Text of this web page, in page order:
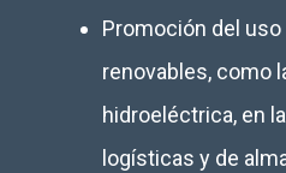
Promoción del
renovables, como
hidroeléctrica, en
logísticas y de